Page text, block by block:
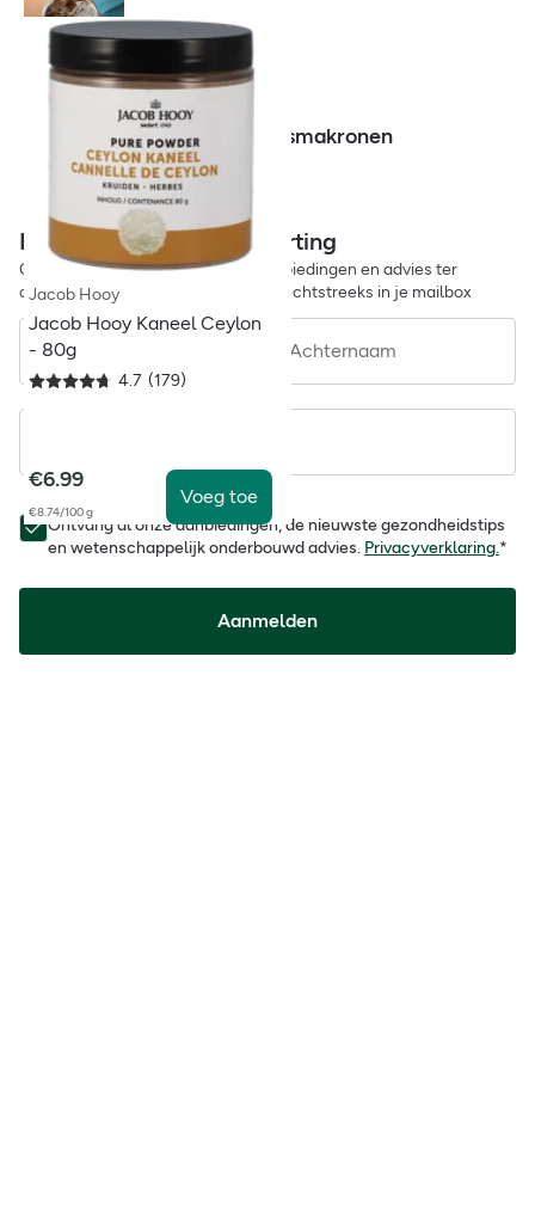
Jacob Hooy
Jacob Hooy Kaneel Ceylon
- 80g
4.7 (179)
€6.99
€8.74/100 g
Voeg toe
Proteïne ijskoffie
Glutenvrije kokosmakronen
Meld je aan voor 10% korting
Ontvang daarnaast exclusieve aanbiedingen en advies ter
ondersteuning van je gezondheid, rechtstreeks in je mailbox
Voornaam Achternaam
Ontvang al onze aanbiedingen, de nieuwste gezondheidstips
en wetenschappelijk onderbouwd advies. Privacyverklaring.*
Aanmelden